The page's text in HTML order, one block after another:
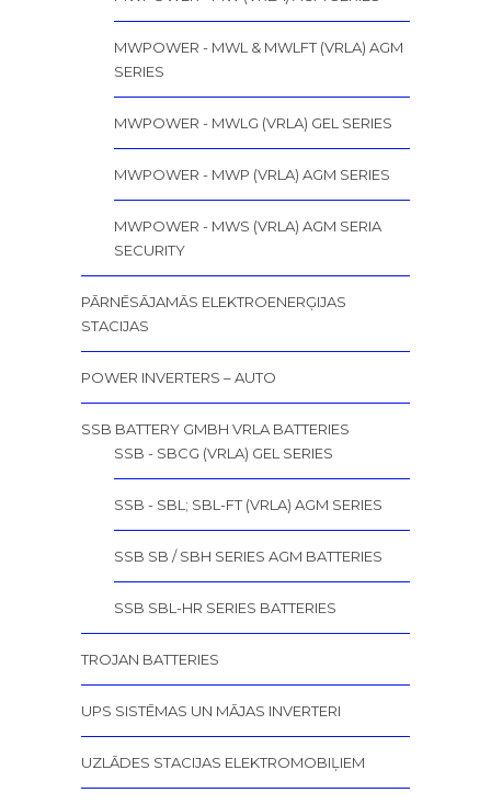
MWPOWER - MWL & MWLFT (VRLA) AGM
SERIES
MWPOWER - MWLG (VRLA) GEL SERIES
MWPOWER - MWP (VRLA) AGM SERIES
MWPOWER - MWS (VRLA) AGM SERIA
SECURITY
PĀRNĒSĀJAMĀS ELEKTROENERĢIJAS
STACIJAS
POWER INVERTERS – AUTO
SSB BATTERY GMBH VRLA BATTERIES
SSB - SBCG (VRLA) GEL SERIES
SSB - SBL; SBL-FT (VRLA) AGM SERIES
SSB SB / SBH SERIES AGM BATTERIES
SSB SBL-HR SERIES BATTERIES
TROJAN BATTERIES
UPS SISTĒMAS UN MĀJAS INVERTERI
UZLĀDES STACIJAS ELEKTROMOBIĻIEM